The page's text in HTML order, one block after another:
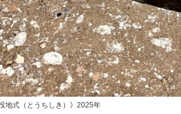
地式（とうちしき）》2025年